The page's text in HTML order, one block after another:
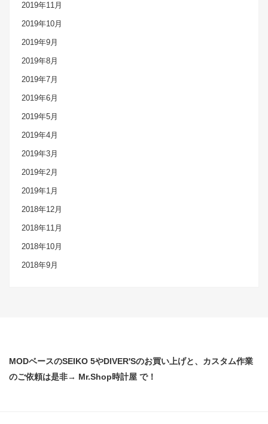
2019年11月
2019年10月
2019年9月
2019年8月
2019年7月
2019年6月
2019年5月
2019年4月
2019年3月
2019年2月
2019年1月
2018年12月
2018年11月
2018年10月
2018年9月
MODベースのSEIKO 5やDIVER'Sのお買い上げと、カスタム作業
のご依頼は是非→ Mr.Shop時計屋 で！